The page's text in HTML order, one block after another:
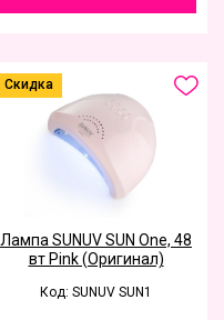
Скидка
Лампа SUNUV SUN One, 48
вт Pink (Оригинал)
Код: SUNUV SUN1